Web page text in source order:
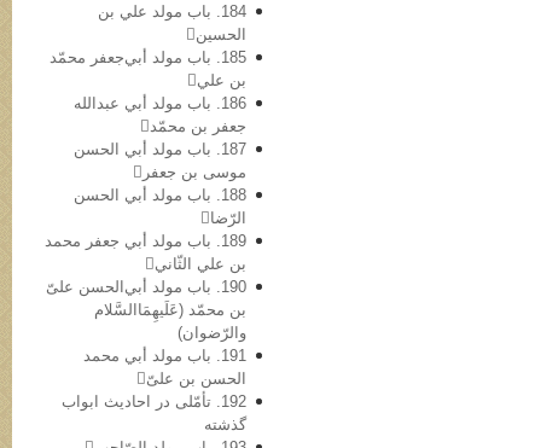
184. باب مولد علي بن
الحسین
185. باب مولد أبي‌جعفر محمّد
بن علي
186. باب مولد أبي عبدالله
جعفر بن محمّد
187. باب مولد أبي الحسن
موسی بن جعفر
188. باب مولد أبي الحسن
الرّضا
189. باب مولد أبي جعفر محمد
بن علي الثّاني
190. باب مولد أبي‌الحسن علیّ
بن محمّد (عَلَیهِمَاالسَّلام
والرّضوان)
191. باب مولد أبي محمد
الحسن بن علیّ
192. تأمّلی در احادیث ابواب
گذشته